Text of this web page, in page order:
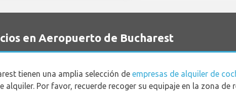
en Aeropuerto de Bucharest
tienen una amplia selección de empresas de alquiler de
alquiler. Por favor, recuerde recoger su equipaje en la zona de